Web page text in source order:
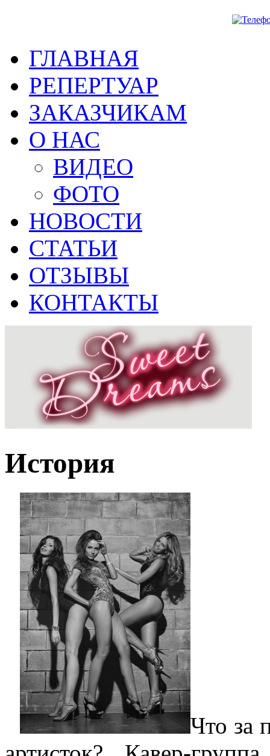
ГЛАВНАЯ
РЕПЕРТУАР
ЗАКАЗЧИКАМ
О НАС
ВИДЕО
ФОТО
НОВОСТИ
СТАТЬИ
ОТЗЫВЫ
КОНТАКТЫ
История
Что за